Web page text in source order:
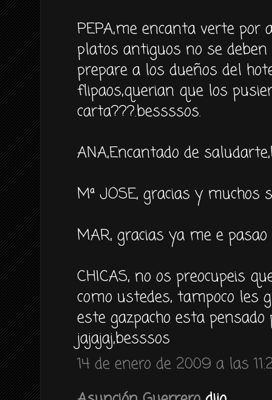
PEPA,me encanta verte por
platos antiguos no se
prepare a los dueños del
flipaos,querian que los
carta???.bessssos.
ANA,Encantado de
Mª JOSE, gracias y muchos
MAR, gracias ya me e
CHICAS, no os preocupeis
como ustedes, tampoco les
este gazpacho esta
jajajaj,besssos
14 de enero de 2009 a las